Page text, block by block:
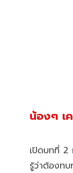
น้องๆ เ
เปิดบทที่ 2
รู้ว่าต้องทบ